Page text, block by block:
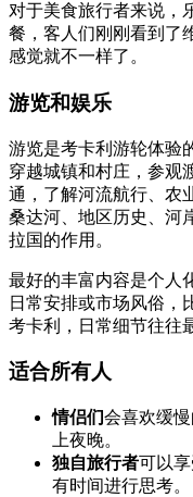
对于美食旅行者来说，
餐，客人们刚刚看到了
感觉就不一样了。
游览和娱乐
游览是考卡利游轮体验
穿越城镇和村庄，参观
通，了解河流航行、农
桑达河、地区历史、河
拉国的作用。
最好的丰富内容是个人
日常安排或市场风俗，
考卡利，日常细节往往
适合所有人
情侣们会喜欢缓
上夜晚。
独自旅行者可以
有时间进行思考。